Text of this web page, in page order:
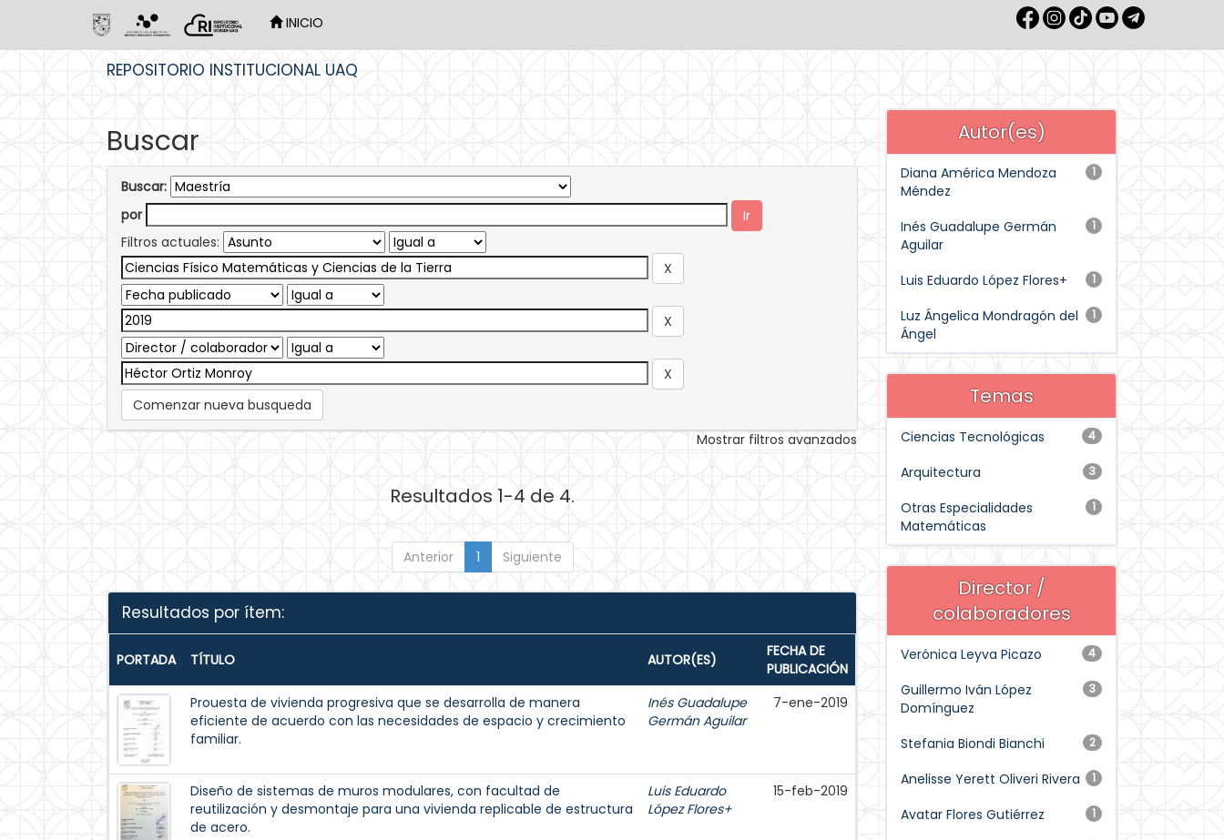
INICIO
REPOSITORIO INSTITUCIONAL UAQ
Buscar
Buscar:
por
Filtros actuales:
Comenzar nueva busqueda
Mostrar filtros avanzados
Resultados 1-4 de 4.
Anterior 1 Siguiente
Resultados por ítem:
PORTADA TÍTULO AUTOR(ES)
FECHA DE
PUBLICACIÓN
Prouesta de vivienda progresiva que se desarrolla de manera
eficiente de acuerdo con las necesidades de espacio y crecimiento
familiar.
Inés Guadalupe
Germán Aguilar
7-ene-2019
Diseño de sistemas de muros modulares, con facultad de
reutilización y desmontaje para una vivienda replicable de estructura
de acero.
Luis Eduardo
López Flores+
15-feb-2019
Autor(es)
1
Diana América Mendoza
Méndez
1
Inés Guadalupe Germán
Aguilar
1
Luis Eduardo López Flores+
1
Luz Ángelica Mondragón del
Ángel
Temas
4
Ciencias Tecnológicas
3
Arquitectura
1
Otras Especialidades
Matemáticas
Director /
colaboradores
4
Verónica Leyva Picazo
3
Guillermo Iván López
Domínguez
2
Stefania Biondi Bianchi
1
Anelisse Yerett Oliveri Rivera
1
Avatar Flores Gutiérrez